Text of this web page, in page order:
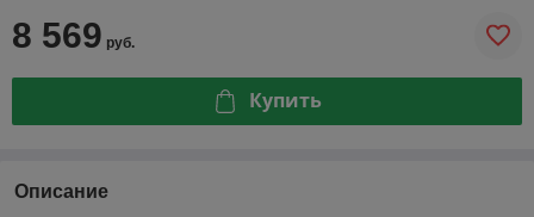
8 569 руб.
Купить
Описание